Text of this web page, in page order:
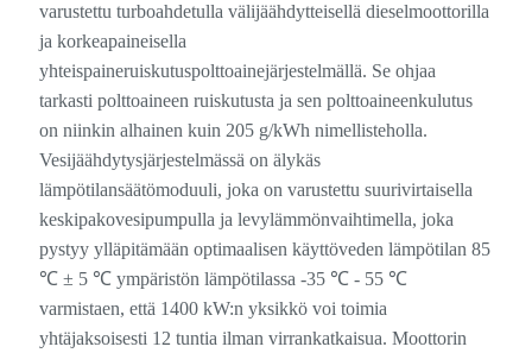
varustettu turboahdetulla välijäähdytteisellä dieselmoottorilla
ja korkeapaineisella
yhteispaineruiskutuspolttoainejärjestelmällä. Se ohjaa
tarkasti polttoaineen ruiskutusta ja sen polttoaineenkulutus
on niinkin alhainen kuin 205 g/kWh nimellisteholla.
Vesijäähdytysjärjestelmässä on älykäs
lämpötilansäätömoduuli, joka on varustettu suurivirtaisella
keskipakovesipumpulla ja levylämmönvaihtimella, joka
pystyy ylläpitämään optimaalisen käyttöveden lämpötilan 85
℃ ± 5 ℃ ympäristön lämpötilassa -35 ℃ - 55 ℃
varmistaen, että 1400 kW:n yksikkö voi toimia
yhtäjaksoisesti 12 tuntia ilman virrankatkaisua. Moottorin